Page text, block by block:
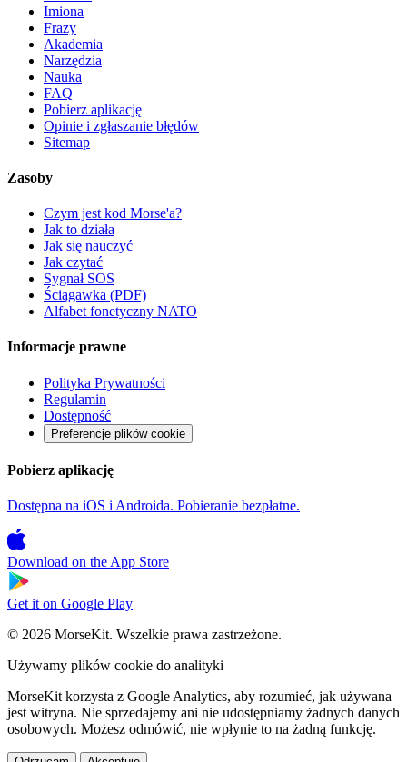
Imiona
Frazy
Akademia
Narzędzia
Nauka
FAQ
Pobierz aplikację
Opinie i zgłaszanie błędów
Sitemap
Zasoby
Czym jest kod Morse'a?
Jak to działa
Jak się nauczyć
Jak czytać
Sygnał SOS
Ściągawka (PDF)
Alfabet fonetyczny NATO
Informacje prawne
Polityka Prywatności
Regulamin
Dostępność
Preferencje plików cookie
Pobierz aplikację
Dostępna na iOS i Androida. Pobieranie bezpłatne.
Download on the App Store
Get it on Google Play
© 2026 MorseKit. Wszelkie prawa zastrzeżone.
Używamy plików cookie do analityki
MorseKit korzysta z Google Analytics, aby rozumieć, jak używana
jest witryna. Nie sprzedajemy ani nie udostępniamy żadnych danych
osobowych. Możesz odmówić, nie wpłynie to na żadną funkcję.